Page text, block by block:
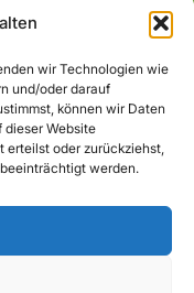
wir Technologien wie
und/oder darauf
können wir Daten
dieser Website
erteilst oder zurückziehst,
werden.
Bochum